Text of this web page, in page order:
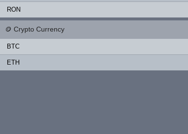
RON
🪙 Crypto Currency
BTC
ETH